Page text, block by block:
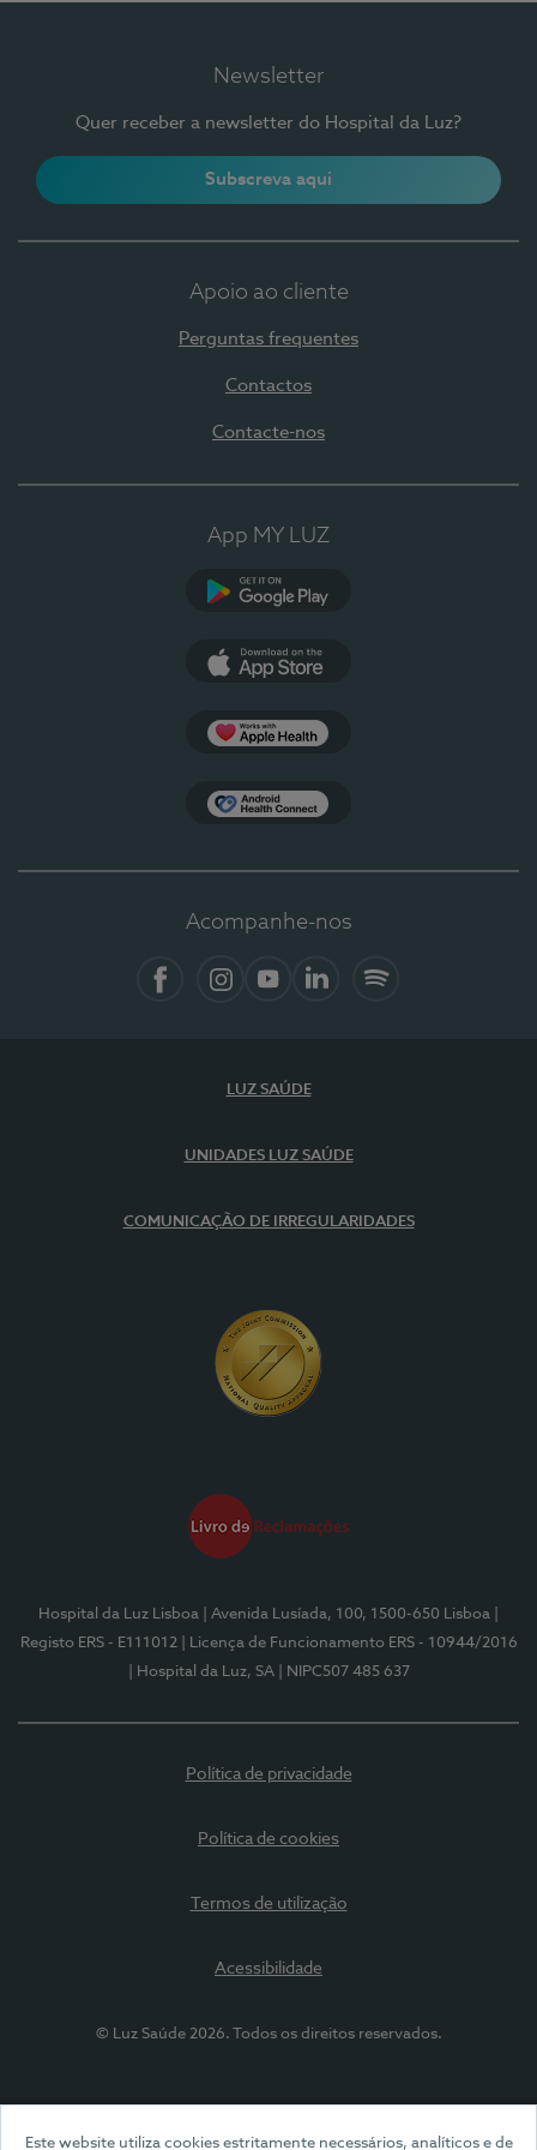
Este website utiliza cookies estritamente necessários, analíticos e de
Newsletter
Quer receber a newsletter do Hospital da Luz?
Subscreva aqui
Apoio ao cliente
Perguntas frequentes
Contactos
Contacte-nos
App MY LUZ
Acompanhe-nos
LUZ SAÚDE
UNIDADES LUZ SAÚDE
COMUNICAÇÃO DE IRREGULARIDADES
Hospital da Luz Lisboa | Avenida Lusíada, 100, 1500-650 Lisboa
Registo ERS - E111012
| Licença de Funcionamento ERS - 10944/2016
| Hospital da Luz, SA
| NIPC507 485 637
Política de privacidade
Política de cookies
Termos de utilização
Acessibilidade
© Luz Saúde 2026. Todos os direitos reservados.